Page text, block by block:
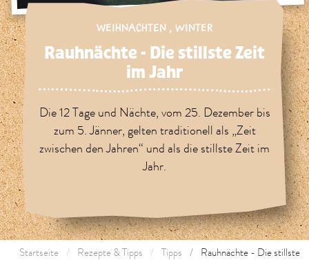
WEIHNACHTEN , WINTER
Rauhnächte - Die stillste Zeit
im Jahr
Die 12 Tage und Nächte, vom 25. Dezember bis
zum 5. Jänner, gelten traditionell als „Zeit
zwischen den Jahren“ und als die stillste Zeit im
Jahr.
Startseite Rezepte & Tipps Tipps Rauhnächte - Die stillste